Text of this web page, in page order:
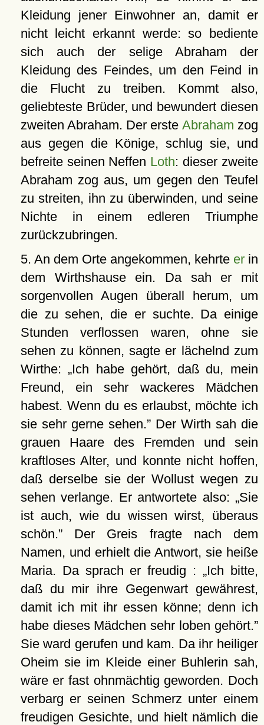
Kleidung jener Einwohner an, damit er
nicht leicht erkannt werde: so bediente
sich auch der selige Abraham der
Kleidung des Feindes, um den Feind in
die Flucht zu treiben. Kommt also,
geliebteste Brüder, und bewundert diesen
zweiten Abraham. Der erste Abraham zog
aus gegen die Könige, schlug sie, und
befreite seinen Neffen Loth: dieser zweite
Abraham zog aus, um gegen den Teufel
zu streiten, ihn zu überwinden, und seine
Nichte in einem edleren Triumphe
zurückzubringen.
5. An dem Orte angekommen, kehrte erin
dem Wirthshause ein. Da sah er mit
sorgenvollen Augen überall herum, um
die zu sehen, die er suchte. Da einige
Stunden verflossen waren, ohne sie
sehen zu können, sagte er lächelnd zum
Wirthe: Ich habe gehört, daß du, mein
Freund, ein sehr wackeres Mädchen
habest. Wenn du es erlaubst, möchte ich
sie sehr gerne sehen. Der Wirth sah die
grauen Haare des Fremden und sein
kraftloses Alter, und konnte nicht hoffen,
daß derselbe sie der Wollust wegen zu
sehen verlange. Er antwortete also:
Sie
ist auch, wie du wissen wirst, überaus
schön. Der Greis fragte nach dem
Namen, und erhielt die Antwort, sie heiße
Maria. Da sprach er freudig : Ich bitte,
daß du mir ihre Gegenwart gewährest,
damit ich mit ihr essen könne; denn ich
habe dieses Mädchen sehr loben gehört.
Sie ward gerufen und kam. Da ihr heiliger
Oheim sie im Kleide einer Buhlerin sah,
wäre er fast ohnmächtig geworden. Doch
verbarg er seinen Schmerz unter einem
freudigen Gesichte, und hielt nämlich die